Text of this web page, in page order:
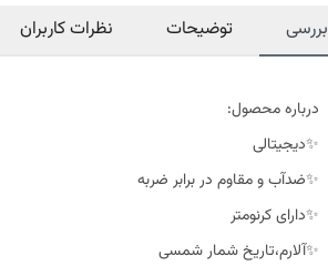
بررسی توضیحات نظرات کاربران
درباره محصول:
✨دیجیتالی
✨ضدآب و مقاوم در برابر ضربه
✨دارای کرنومتر
✨آلارم،تاریخ شمار شمسی